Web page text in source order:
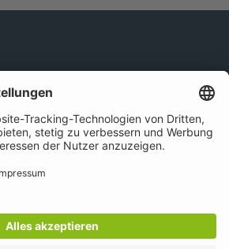
Impressum
Datenschutz